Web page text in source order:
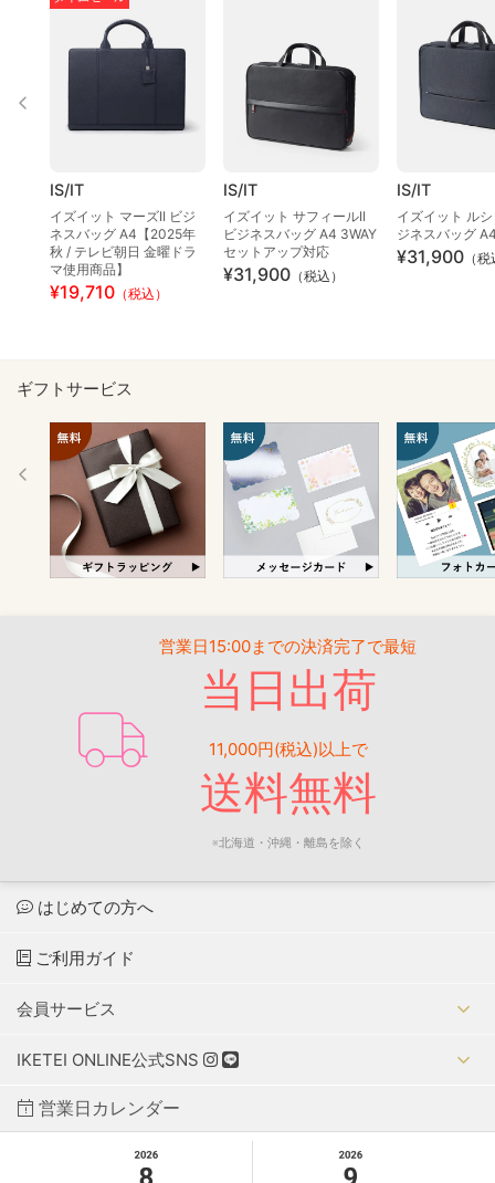
IS/IT
イズイット マーズII ビジ
ネスバッグ A4【2025年
秋 / テレビ朝日 金曜ドラ
マ使用商品】
¥19,710 （税込）
IS/IT
イズイット サフィールII
ビジネスバッグ A4 3WAY
セットアップ対応
¥31,900 （税込）
IS/IT
イズイット ル
ジネスバッグ
¥31,900 （
ギフトサービス
営業日15:00までの決済完了で最短
当日出荷
11,000円(税込)以上で
送料無料
※北海道・沖縄・離島を除く
はじめての方へ
ご利用ガイド
会員サービス
IKETEI ONLINE公式SNS
営業日カレンダー